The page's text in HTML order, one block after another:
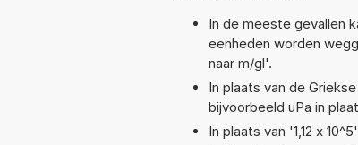
In de meeste gevallen
eenheden worden
naar m/gl'.
In plaats van de
bijvoorbeeld uPa in
In plaats van '1,12 x